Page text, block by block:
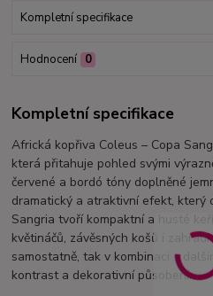
Kompletní specifikace
Hodnocení 0
Kompletní specifikace
Africká kopřiva Coleus – Copa
která přitahuje pohled svými
červené a bordó tóny doplněné
dramatický a atraktivní efekt, který
Sangria tvoří kompaktní a husté
květináčů, závěsných košů i
samostatně, tak v kombinaci s
kontrast a dekorativní působení.